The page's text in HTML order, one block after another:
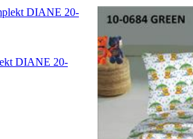
DIANE 20-